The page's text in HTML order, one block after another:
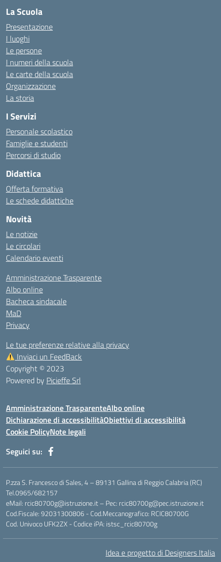
La Scuola
Presentazione
I luoghi
Le persone
I numeri della scuola
Le carte della scuola
Organizzazione
La storia
I Servizi
Personale scolastico
Famiglie e studenti
Percorsi di studio
Didattica
Offerta formativa
Le schede didattiche
Novità
Le notizie
Le circolari
Calendario eventi
Amministrazione Trasparente
Albo online
Bacheca sindacale
MaD
Privacy
Le tue preferenze relative alla privacy
Inviaci un FeedBack
Copyright © 2023
Powered by Picieffe Srl
Amministrazione TrasparenteAlbo online
Dichiarazione di accessibilitàObiettivi di accessibilità
Cookie PolicyNote legali
Seguici su:
P.zza S. Francesco di Sales, 4 – 89131 Gallina di Reggio Calabria (RC)
Tel.0965/682157
eMail: rcic80700g@istruzione.it – Pec: rcic80700g@pec.istruzione.it
Cod.Fiscale: 92031300806 - Cod.Meccanografico: RCIC80700G
Cod. Univoco UFK2ZX - Codice iPA: istsc_rcic80700g
Idea e progetto di Designers Italia